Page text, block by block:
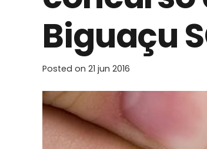
Biguaçu
Posted on 21 jun 2016